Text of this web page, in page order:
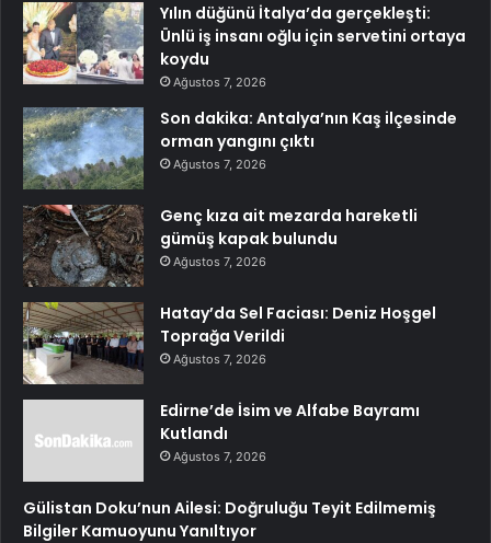
Yılın düğünü İtalya’da gerçekleşti:
Ünlü iş insanı oğlu için servetini ortaya
koydu
Ağustos 7, 2026
Son dakika: Antalya’nın Kaş ilçesinde
orman yangını çıktı
Ağustos 7, 2026
Genç kıza ait mezarda hareketli
gümüş kapak bulundu
Ağustos 7, 2026
Hatay’da Sel Faciası: Deniz Hoşgel
Toprağa Verildi
Ağustos 7, 2026
Edirne’de İsim ve Alfabe Bayramı
Kutlandı
Ağustos 7, 2026
Gülistan Doku’nun Ailesi: Doğruluğu Teyit Edilmemiş
Bilgiler Kamuoyunu Yanıltıyor